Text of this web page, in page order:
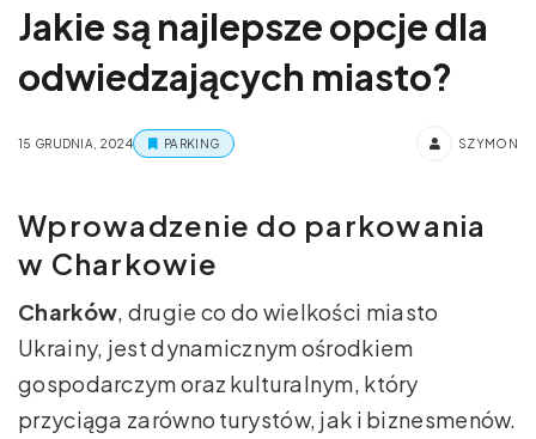
Jakie są najlepsze opcje dla
odwiedzających miasto?
15 GRUDNIA, 2024 PARKING SZYMON
Wprowadzenie do parkowania
w Charkowie
Charków, drugie co do wielkości miasto
Ukrainy, jest dynamicznym ośrodkiem
gospodarczym oraz kulturalnym, który
przyciąga zarówno turystów, jak i biznesmenów.